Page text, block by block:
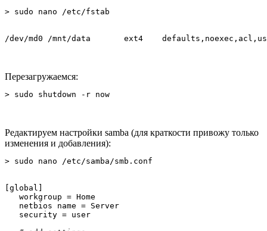
> sudo nano /etc/fstab
/dev/md0 /mnt/data       ext4
Перезагружаемся:
> sudo shutdown -r now
Редактируем настройки samba (для краткости привожу только
изменения и добавления):
> sudo nano /etc/samba/smb.conf
[global]
   workgroup = Home
   netbios name = Server
   security = user